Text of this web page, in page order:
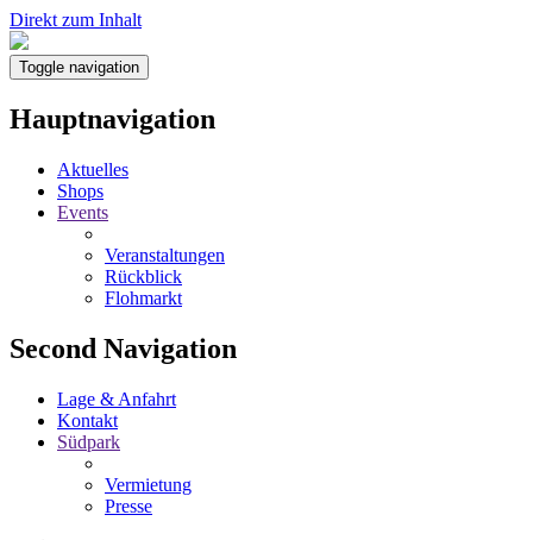
Direkt zum Inhalt
Toggle navigation
Hauptnavigation
Aktuelles
Shops
Events
Veranstaltungen
Rückblick
Flohmarkt
Second Navigation
Lage & Anfahrt
Kontakt
Südpark
Vermietung
Presse